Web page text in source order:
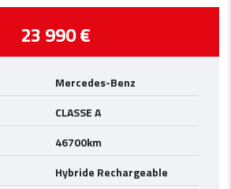
23 990 €
Mercedes-Benz
CLASSE A
46700km
Hybride Rechargeable